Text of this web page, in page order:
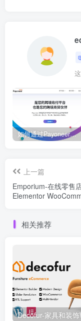
如何通过Payoneer派安盈转账？ – 电商独立站
上一篇
Emporium-在线零售
Elementor
相关推荐